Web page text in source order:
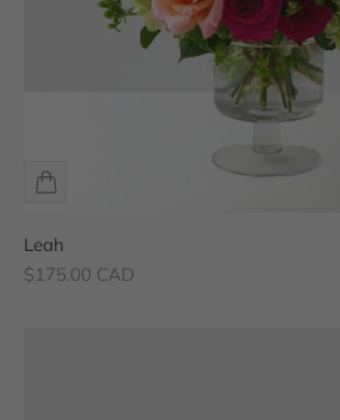
Leah
Prix de vente
$175.00 CAD